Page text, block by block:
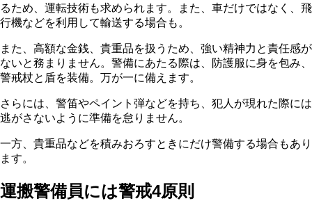
るため、運転技術も求められます。また、車だけではなく、飛
行機などを利用して輸送する場合も。
また、高額な金銭、貴重品を扱うため、強い精神力と責任感が
ないと務まりません。警備にあたる際は、防護服に身を包み、
警戒杖と盾を装備。万が一に備えます。
さらには、警笛やペイント弾などを持ち、犯人が現れた際には
逃がさないように準備を怠りません。
一方、貴重品などを積みおろすときにだけ警備する場合もあり
ます。
運搬警備員には警戒4原則